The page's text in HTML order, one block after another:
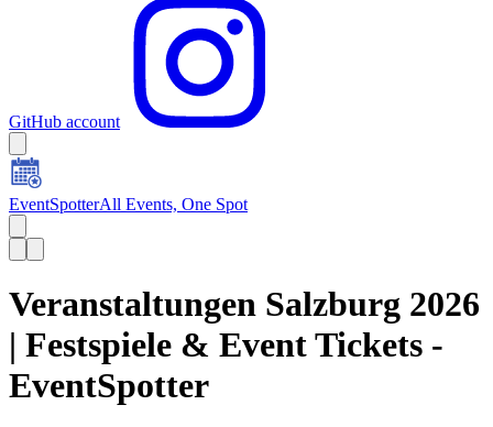
GitHub account
EventSpotterAll Events, One Spot
Veranstaltungen Salzburg 2026
| Festspiele & Event Tickets -
EventSpotter